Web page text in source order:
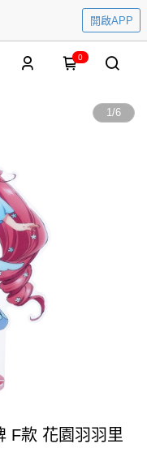
開啟APP
0
1/6
F款 花園羽羽里